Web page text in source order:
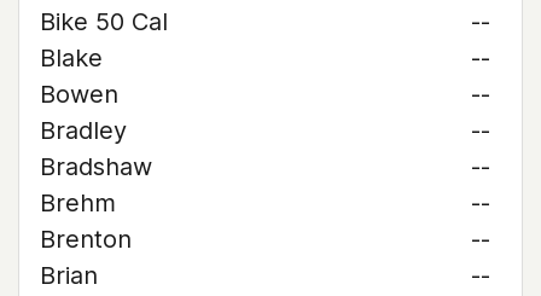
Bike 50 Cal
--
Blake
--
Bowen
--
Bradley
--
Bradshaw
--
Brehm
--
Brenton
--
Brian
--